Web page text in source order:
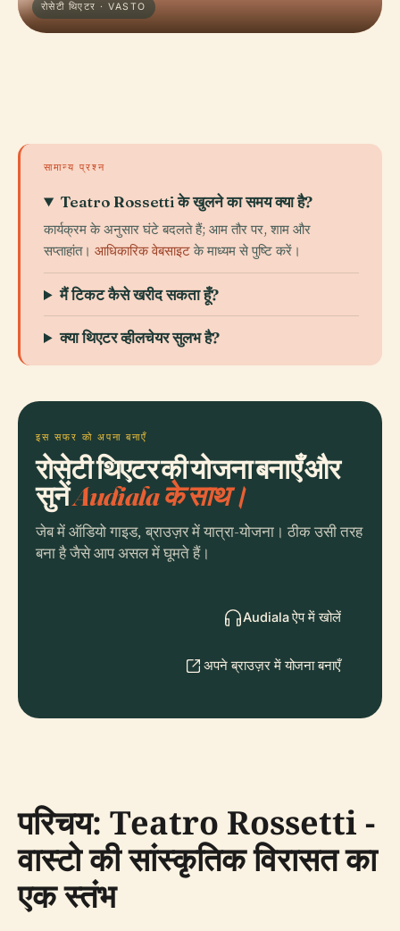
रोसेटी थिएटर · VASTO
सामान्य प्रश्न
Teatro Rossetti के खुलने का समय क्या है?
कार्यक्रम के अनुसार घंटे बदलते हैं; आम तौर पर, शाम और
सप्ताहांत। आधिकारिक वेबसाइटके माध्यम से पुष्टि करें।
मैं टिकट कैसे खरीद सकता हूँ?
क्या थिएटर व्हीलचेयर सुलभ है?
इस सफर को अपना बनाएँ
रोसेटी थिएटर की योजना बनाएँ और
सुनेंAudiala के साथ।
जेब में ऑडियो गाइड, ब्राउज़र में यात्रा-योजना। ठीक उसी तरह
बना है जैसे आप असल में घूमते हैं।
Audiala ऐप में खोलें
अपने ब्राउज़र में योजना बनाएँ
परिचय: Teatro Rossetti -
वास्टो की सांस्कृतिक विरासत का
एक स्तंभ